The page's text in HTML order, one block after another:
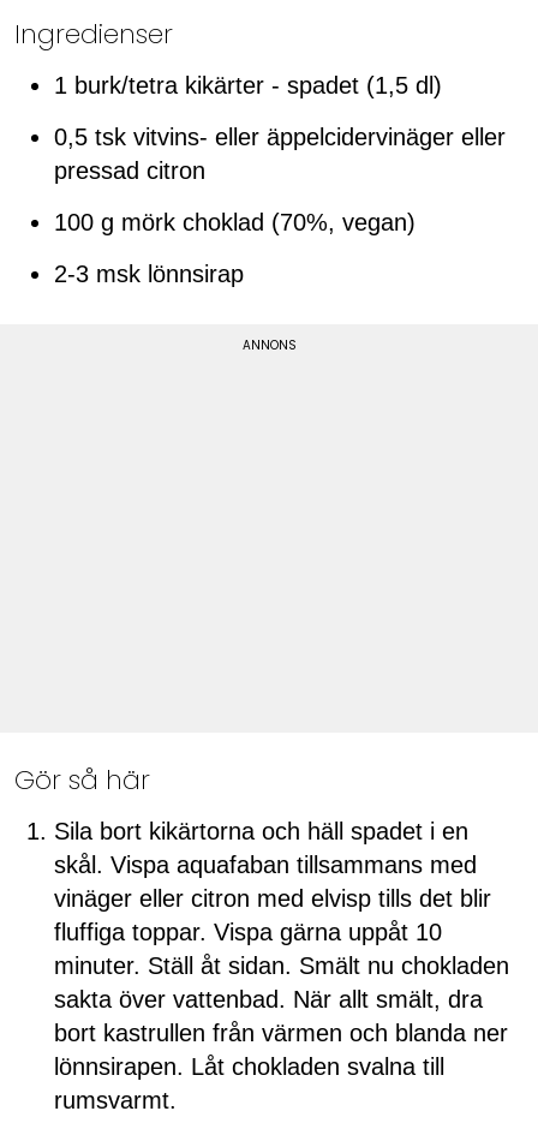
Ingredienser
1 burk/tetra kikärter - spadet (1,5 dl)
0,5 tsk vitvins- eller äppelcidervinäger eller
pressad citron
100 g mörk choklad (70%, vegan)
2-3 msk lönnsirap
Gör så här
Sila bort kikärtorna och häll spadet i en
skål. Vispa aquafaban tillsammans med
vinäger eller citron med elvisp tills det blir
fluffiga toppar. Vispa gärna uppåt 10
minuter. Ställ åt sidan. Smält nu chokladen
sakta över vattenbad. När allt smält, dra
bort kastrullen från värmen och blanda ner
lönnsirapen. Låt chokladen svalna till
rumsvarmt.